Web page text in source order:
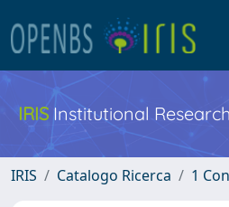
IRIS Institutional
IRIS Catalogo Ricerca 1